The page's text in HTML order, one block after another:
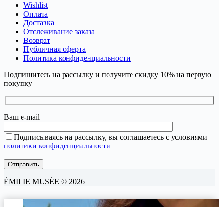
Wishlist
Оплата
Доставка
Отслеживание заказа
Возврат
Публичная оферта
Политика конфиденциальности
Подпишитесь на рассылку и получите скидку 10% на первую
покупку
Ваш e-mail
Подписываясь на рассылку, вы соглашаетесь с условиями
политики конфиденциальности
ÉMILIE MUSÉE © 2026